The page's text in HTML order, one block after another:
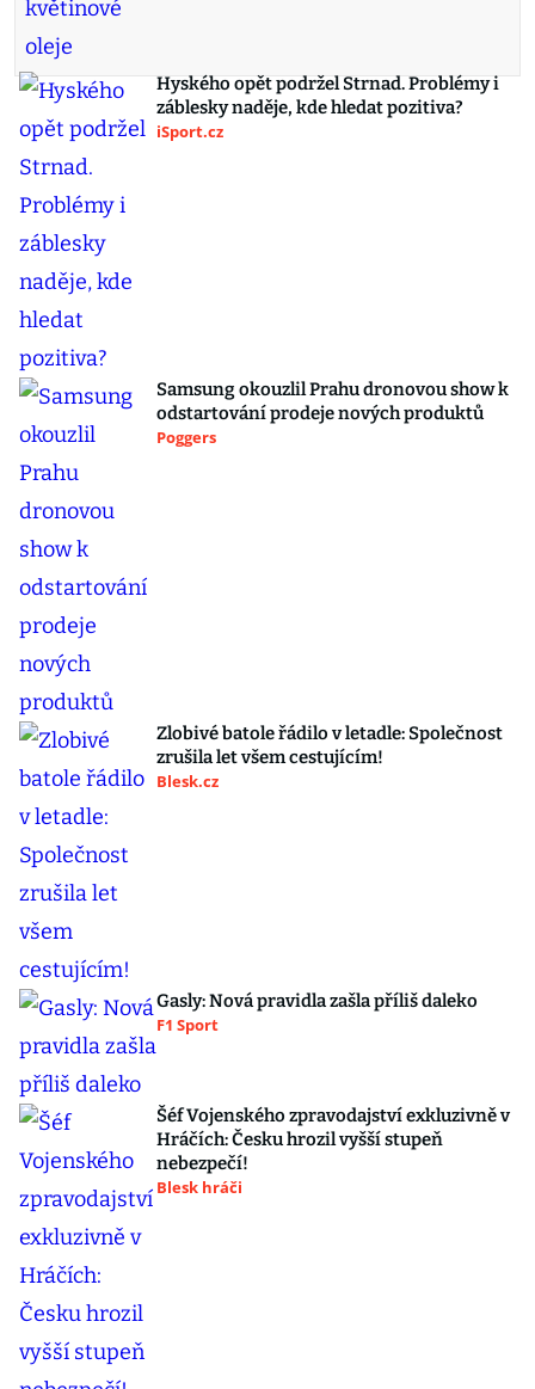
Hyského opět podržel Strnad. Problémy i
záblesky naděje, kde hledat pozitiva?
iSport.cz
Samsung okouzlil Prahu dronovou show k
odstartování prodeje nových produktů
Poggers
Zlobivé batole řádilo v letadle: Společnost
zrušila let všem cestujícím!
Blesk.cz
Gasly: Nová pravidla zašla příliš daleko
F1 Sport
Šéf Vojenského zpravodajství exkluzivně v
Hráčích: Česku hrozil vyšší stupeň
nebezpečí!
Blesk hráči